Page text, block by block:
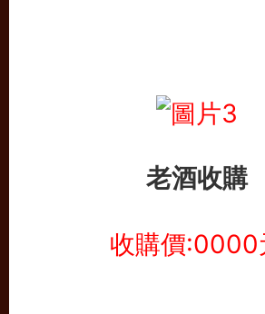
老酒收購
收購價:0000